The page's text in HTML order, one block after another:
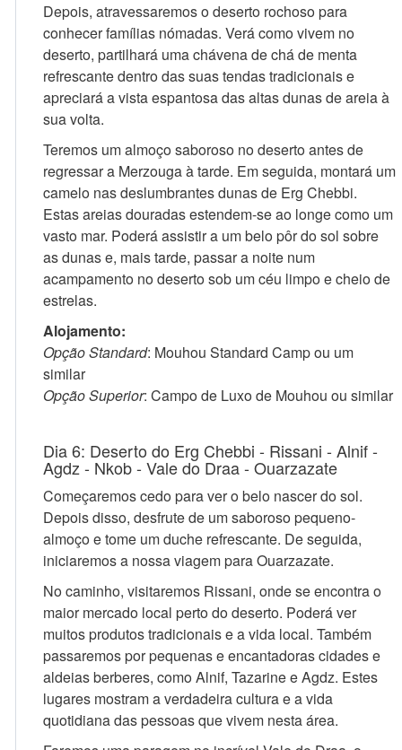
Depois, atravessaremos o deserto rochoso para
conhecer famílias nómadas. Verá como vivem no
deserto, partilhará uma chávena de chá de menta
refrescante dentro das suas tendas tradicionais e
apreciará a vista espantosa das altas dunas de areia à
sua volta.
Teremos um almoço saboroso no deserto antes de
regressar a Merzouga à tarde. Em seguida, montará um
camelo nas deslumbrantes dunas de Erg Chebbi.
Estas areias douradas estendem-se ao longe como um
vasto mar. Poderá assistir a um belo pôr do sol sobre
as dunas e, mais tarde, passar a noite num
acampamento no deserto sob um céu limpo e cheio de
estrelas.
Alojamento:
Opção Standard: Mouhou Standard Camp ou um
similar
Opção Superior: Campo de Luxo de Mouhou ou similar
Dia 6: Deserto do Erg Chebbi - Rissani - Alnif -
Agdz - Nkob - Vale do Draa - Ouarzazate
Começaremos cedo para ver o belo nascer do sol.
Depois disso, desfrute de um saboroso pequeno-
almoço e tome um duche refrescante. De seguida,
iniciaremos a nossa viagem para Ouarzazate.
No caminho, visitaremos Rissani, onde se encontra o
maior mercado local perto do deserto. Poderá ver
muitos produtos tradicionais e a vida local. Também
passaremos por pequenas e encantadoras cidades e
aldeias berberes, como Alnif, Tazarine e Agdz. Estes
lugares mostram a verdadeira cultura e a vida
quotidiana das pessoas que vivem nesta área.